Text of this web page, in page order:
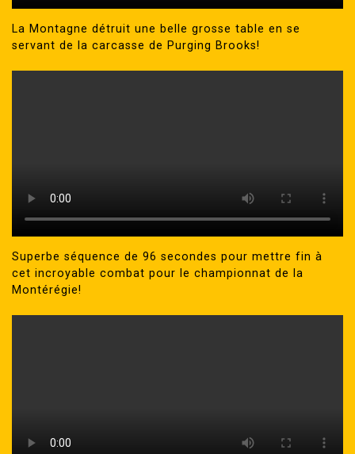
La Montagne détruit une belle grosse table en se
servant de la carcasse de Purging Brooks!
Superbe séquence de 96 secondes pour mettre fin à
cet incroyable combat pour le championnat de la
Montérégie!